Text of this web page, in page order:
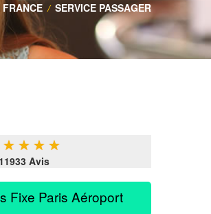
/ SERVICE PASSAGER
★ ★ ★ ★
11933 Avis
Fixe Paris Aéroport